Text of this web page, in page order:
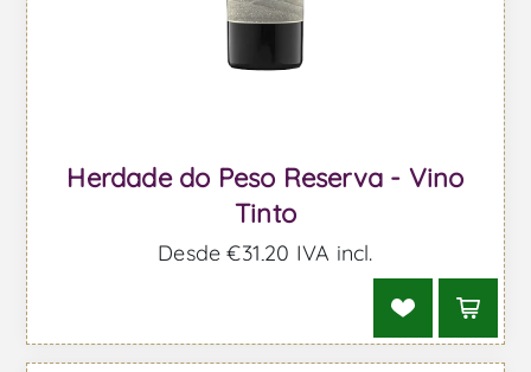
Herdade do Peso Reserva - Vino
Tinto
Desde €31,20 IVA incl.